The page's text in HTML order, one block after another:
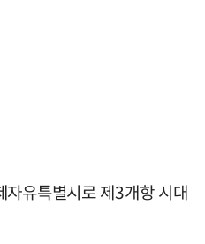
유특별시로 제3개항 시대